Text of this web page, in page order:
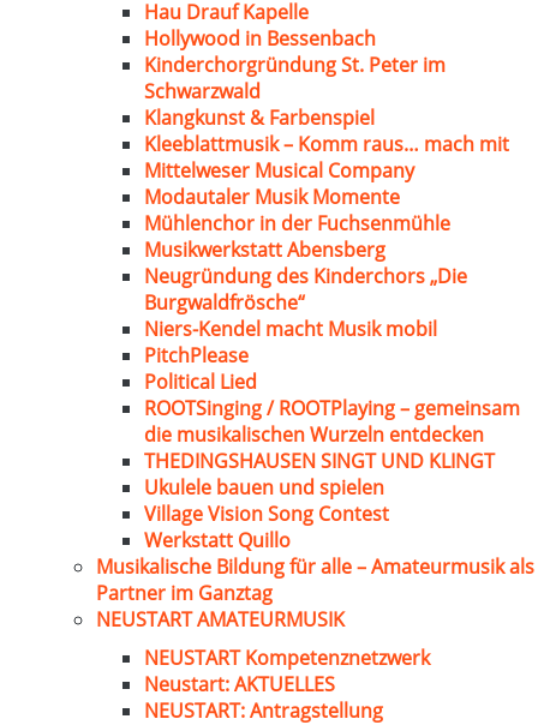
Hau Drauf Kapelle
Hollywood in Bessenbach
Kinderchorgründung St. Peter im
Schwarzwald
Klangkunst & Farbenspiel
Kleeblattmusik – Komm raus… mach mit
Mittelweser Musical Company
Modautaler Musik Momente
Mühlenchor in der Fuchsenmühle
Musikwerkstatt Abensberg
Neugründung des Kinderchors „Die
Burgwaldfrösche“
Niers-Kendel macht Musik mobil
PitchPlease
Political Lied
ROOTSinging / ROOTPlaying – gemeinsam
die musikalischen Wurzeln entdecken
THEDINGSHAUSEN SINGT UND KLINGT
Ukulele bauen und spielen
Village Vision Song Contest
Werkstatt Quillo
Musikalische Bildung für alle – Amateurmusik als
Partner im Ganztag
NEUSTART AMATEURMUSIK
NEUSTART Kompetenznetzwerk
Neustart: AKTUELLES
NEUSTART: Antragstellung